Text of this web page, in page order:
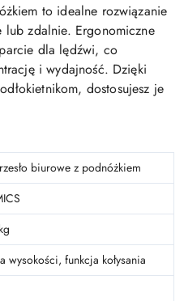
to idealne rozwiązanie
zdalnie. Ergonomiczne
dla lędźwi, co
i wydajność. Dzięki
dostosujesz je
biurowe z podnóżkiem
wysokości, funkcja kołysania